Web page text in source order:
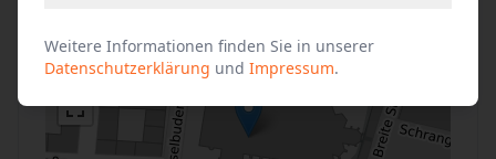
−
Weitere Informationen finden Sie in unserer
Datenschutzerklärung und Impressum.